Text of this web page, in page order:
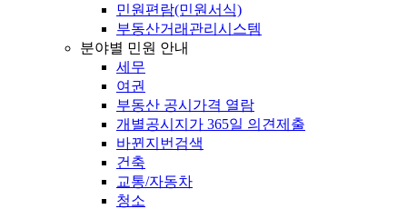
민원편람(민원서식)
부동산거래관리시스템
분야별 민원 안내
세무
여권
부동산 공시가격 열람
개별공시지가 365일 의견제출
바뀐지번검색
건축
교통/자동차
청소